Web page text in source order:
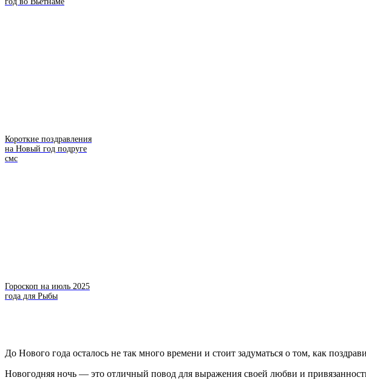
Короткие поздравления
на Новый год подруге
смс
Гороскоп на июль 2025
года для Рыбы
До Нового года осталось не так много времени и стоит задуматься о том, как
Новогодняя ночь — это отличный повод для выражения своей любви и